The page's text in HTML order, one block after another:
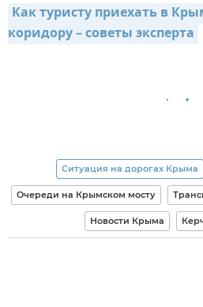
Как туристу приехать в
коридору – советы эксперта
Ситуация на дорогах Крыма
Очереди на Крымском мосту
Новости Крыма